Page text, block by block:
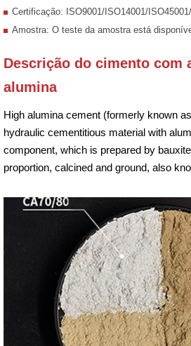
Certificação: ISO9001/ISO14001/
Amostra: O teste da amostra está
Descrição do cimento com
alumina
High alumina cement (formerly known
hydraulic cementitious material with
component, which is prepared by
proportion, calcined and ground, also